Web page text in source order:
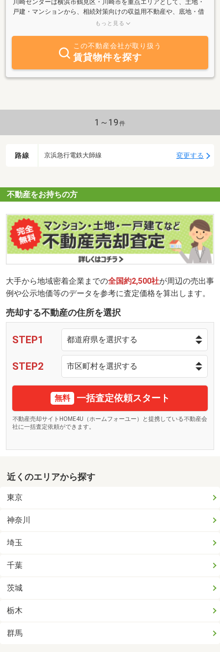
川崎センターは横浜市鶴見区・川崎市を重点エリアとして、土地・
戸建・マンションから、相続対策向けの収益用不動産や、底地・借
地のご相談まで、幅広くお取扱いしております。ご来店心よりお待
もっと見る
この不動産会社が取り扱う
賃貸物件を探す
1～19 件
路線 京浜急行電鉄大師線 変更する
不動産をお持ちの方
大手から地域密着企業までの全国約2,500社が周辺の売出事
例や公示地価等のデータを参考に査定価格を算出します。
売却する不動産の住所を選択
STEP1
STEP2
無料 一括査定依頼スタート
不動産売却サイトHOME4U（ホームフォーユー）と提携している不動産会
社に一括査定依頼ができます。
近くのエリアから探す
東京
神奈川
埼玉
千葉
茨城
栃木
群馬